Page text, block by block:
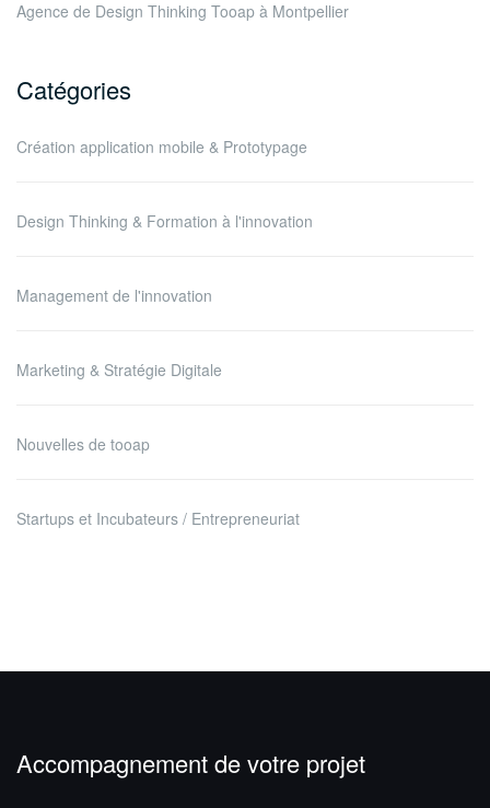
Agence de Design Thinking Tooap à Montpellier
Catégories
Création application mobile & Prototypage
Design Thinking & Formation à l'innovation
Management de l'innovation
Marketing & Stratégie Digitale
Nouvelles de tooap
Startups et Incubateurs / Entrepreneuriat
Accompagnement de votre projet